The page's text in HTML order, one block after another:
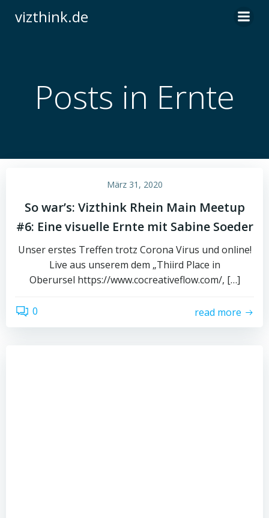
vizthink.de
Posts in Ernte
März 31, 2020
So war’s: Vizthink Rhein Main Meetup
#6: Eine visuelle Ernte mit Sabine Soeder
Unser erstes Treffen trotz Corona Virus und online!
Live aus unserem dem „Thiird Place in
Oberursel https://www.cocreativeflow.com/, […]
0 read more